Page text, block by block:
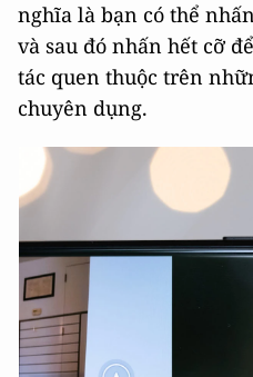
nghĩa là bạn có thể
và sau đó nhấn hết cỡ
tác quen thuộc trên
chuyên dụng.